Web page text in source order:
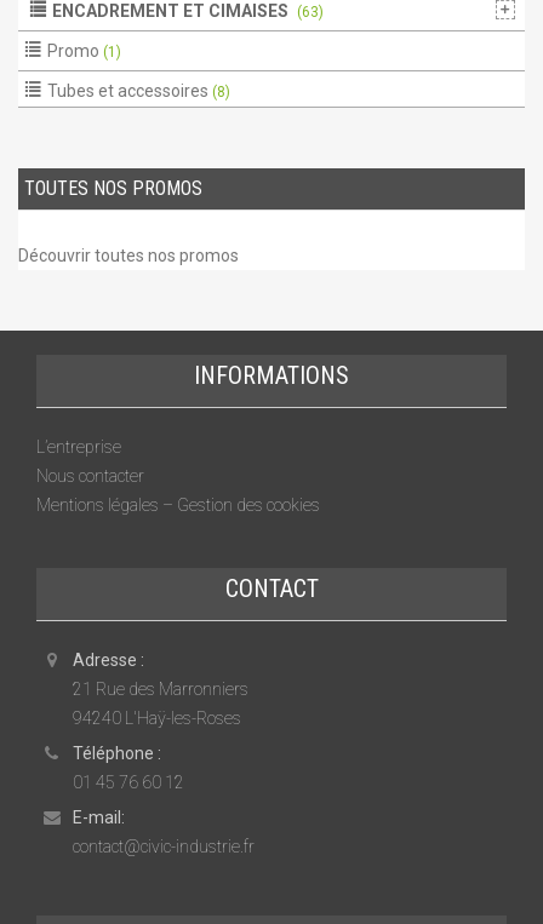
ENCADREMENT ET CIMAISES (63)
Promo (1)
Tubes et accessoires (8)
TOUTES NOS PROMOS
Découvrir toutes nos promos
INFORMATIONS
L’entreprise
Nous contacter
Mentions légales – Gestion des cookies
CONTACT
Adresse :
21 Rue des Marronniers
94240 L'Haÿ-les-Roses
Téléphone :
01 45 76 60 12
E-mail:
contact@civic-industrie.fr